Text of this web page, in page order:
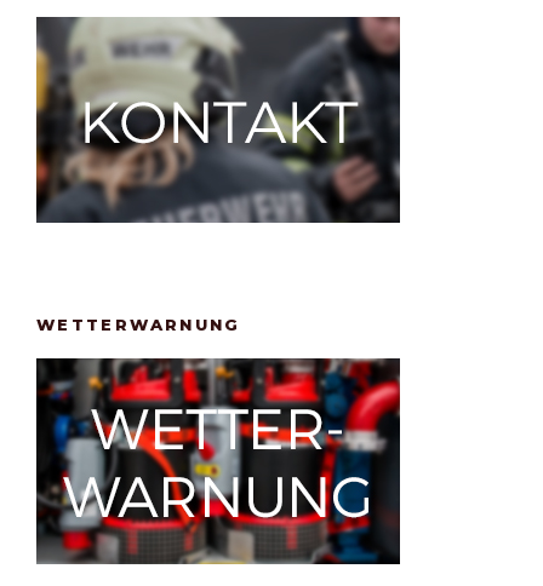
WETTERWARNUNG